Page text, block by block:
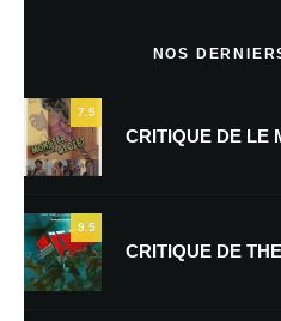
Nom*
NOS
7.5
CRITIQUE DE LE
9.5
CRITIQUE DE